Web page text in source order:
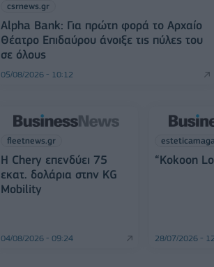
csrnews.gr
Alpha Bank: Για πρώτη φορά το Αρχαίο
Θέατρο Επιδαύρου άνοιξε τις πύλες του
σε όλους
05/08/2026 - 10:12
fleetnews.gr
Η Chery επενδύει 75
εκατ. δολάρια στην KG
Mobility
04/08/2026 - 09:24
“Kokoon
28/07/2026 -